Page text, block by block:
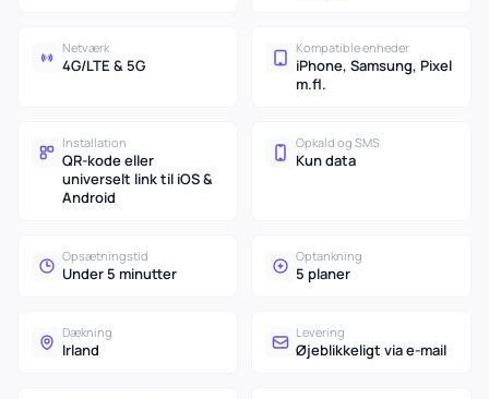
Netværk
4G/LTE & 5G
Kompatible enheder
iPhone, Samsung, Pixel
m.fl.
Installation
QR-kode eller
universelt link til iOS &
Android
Opkald og SMS
Kun data
Opsætningstid
Under 5 minutter
Optankning
5 planer
Dækning
Irland
Levering
Øjeblikkeligt via e-mail